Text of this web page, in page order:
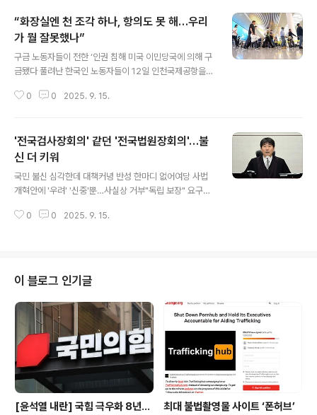
“화장실엔 천 조각 하나, 항의도 못 해…우리
가 뭘 잘못했나”
구금 노동자들이 전한 ‘인권 침해 미국 이민당국에 의해 구
금됐다 풀려난 한국인 노동자들이 12일 인천국제공항을
마시려면 고개를 숙여 핥아야 했다. 가림막 없는 화장실에
당에 나가는 것만 허용됐다. 여드레를 미국 이민 당국에 구
금당한 노동자와 가족들은 2025년, 평범한 한국인으로 살
며 상상해본 적 없는 인권침해와 부조리를 전하며 충격을
호소했다. 미국 조지아주 현대차-엘지(LG)에너지솔루션
합작 배터리 공장에서 벌어진 불법이민자 단속으로 구금됐
던 노동자 330명이 지난 12일 귀환하면서, 구금 당시 겪
0 0 2025. 9. 15.
'전국검사장회의' 같던 '전국법원장회의'…불
신 더 키워
국민 불신 심각한데 대책커녕 반성 한마디 없어여당 사법
개혁안에 '우려' '신중'뿐…사실상 거부"독립 보장" 요구
국민 결코 좌시 안 해"정청래 "대선 후보도 바꾼단 오만이
정처장과 각급 법원장들이 12일 서울 서초구 대법원에서
열린 전국법원장회의 임시회의에서 국기에 경례하고 있다.
2025.9.12. 연합 사법부가 전국법원장회의를 통해 "사법
독립 보장"에만 목청을 높이고 지귀연 판사의 윤석열 구속
취소나 조희대 대법원의 대선 개입 등 내란 공범에 가까운
일련의 작태를 벌인 데 대해서는 재발..
0 0 2025. 9. 15.
이 블로그 인기글
[윤석열 내란] 국힘 극우화 8년…
최대 불법촬영물 사이트 ‘폰허브’